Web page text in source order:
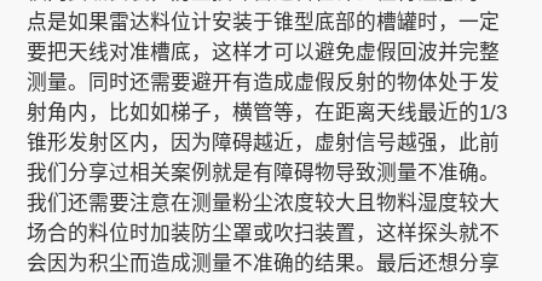
点是如果雷达料位计安装于锥型底部的槽罐时，一定
要把天线对准槽底，这样才可以避免虚假回波并完整
测量。同时还需要避开有造成虚假反射的物体处于发
射角内，比如如梯子，横管等，在距离天线最近的1/3
锥形发射区内，因为障碍越近，虚射信号越强，此前
我们分享过相关案例就是有障碍物导致测量不准确。
我们还需要注意在测量粉尘浓度较大且物料湿度较大
场合的料位时加装防尘罩或吹扫装置，这样探头就不
会因为积尘而造成测量不准确的结果。最后还想分享